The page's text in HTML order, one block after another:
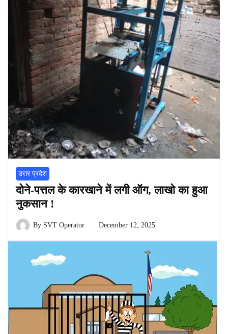
उत्तर प्रदेश
दोने-पत्तल के कारखाने में लगी ऑग, लाखो का हुआ
नुकसान !
By SVT Operator December 12, 2025